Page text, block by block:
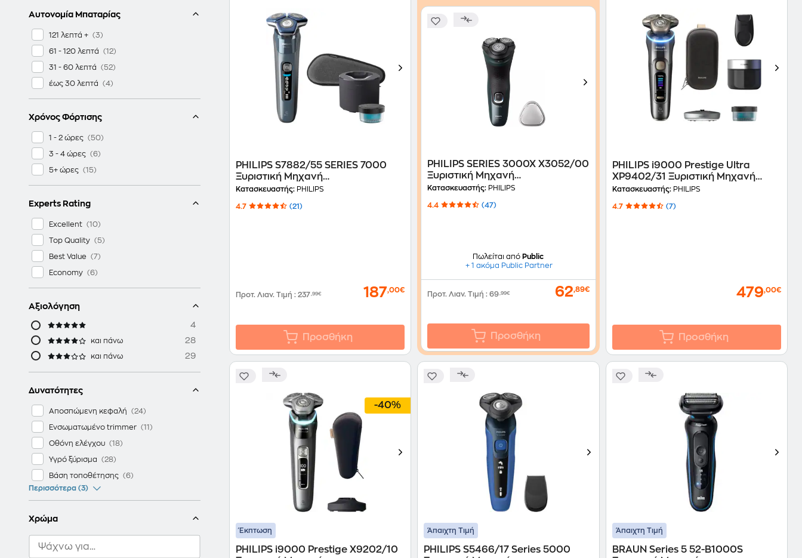
Αυτονομία Μπαταρίας
121 λεπτά +
61 - 120 λεπτά
31 - 60 λεπτά
έως 30 λεπτά
Χρόνος Φόρτισης
1 - 2 ώρες
3 - 4 ώρες
5+ ώρες
Experts Rating
Excellent
Top Quality
Best Value
Economy
Αξιολόγηση
4
και πάνω 28
και πάνω 29
Δυνατότητες
Αποσπώμενη κεφαλή
Ενσωματωμένο trimmer
Οθόνη ελέγχου
Υγρό ξύρισμα
Βάση τοποθέτησης
Περισσότερα (3)
Χρώμα
PHILIPS S7882/55 SERIES 7000
Ξυριστική Μηχανή
Επαναφορτιζόμενη Γκρι
Κατασκευαστής: PHILIPS
4.7 (21)
Προτ. Λιαν. Τιμή : 237,99€ 187,00€
Προσθήκη
PHILIPS SERIES 3000X X3052/00
Ξυριστική Μηχανή
Επαναφορτιζόμενη Μαύρο
Κατασκευαστής: PHILIPS
4.4 (47)
Πωλείται από Public
+ 1 ακόμα Public Partner
Προτ. Λιαν. Τιμή:69,99€ 62,89€
Προσθήκη
PHILIPS i9000 Prestige Ultra
XP9402/31 Ξυριστική Μηχανή
Επαναφορτιζόμενη Γκρι
Κατασκευαστής:PHILIPS
4.7 (7)
479,00€
Προσθήκη
-40%
Έκπτωση
PHILIPS i9000 Prestige X9202/10
Άπαιχτη Τιμή
PHILIPS S5466/17 Series 5000
Άπαιχτη Τιμή
BRAUN Series 5 52-B1000S